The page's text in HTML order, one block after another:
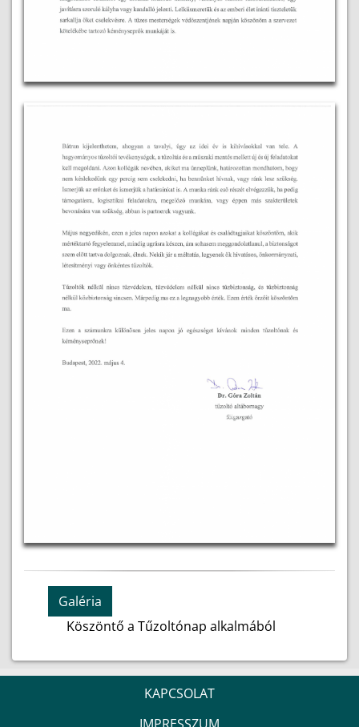
Galéria
Köszöntő a Tűzoltónap alkalmából
KAPCSOLAT
IMPRESSZUM